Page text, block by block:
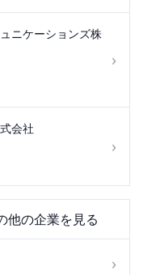
ニケーションズ株
›
会社
›
他の企業を見る
›